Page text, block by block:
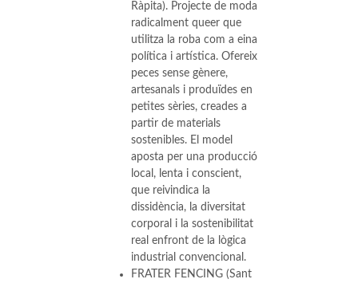
Ràpita). Projecte de moda
radicalment queer que
utilitza la roba com a eina
política i artística. Ofereix
peces sense gènere,
artesanals i produïdes en
petites sèries, creades a
partir de materials
sostenibles. El model
aposta per una producció
local, lenta i conscient,
que reivindica la
dissidència, la diversitat
corporal i la sostenibilitat
real enfront de la lògica
industrial convencional.
FRATER FENCING (Sant